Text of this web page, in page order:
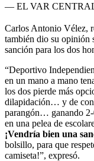
— EL VAR CENTRAL
Carlos Antonio Vélez,
también dio su opinión
sanción para los dos
“Deportivo
en un mano a mano
los dos pierde más
dilapidación… y de
parangón… ganando 2-
en una pelea de
¡Vendría bien una
bolsillo, para que
camiseta!”, expresó.